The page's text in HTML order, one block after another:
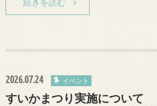
続きを読む
2026.07.24 イベント
すいかまつり実施について